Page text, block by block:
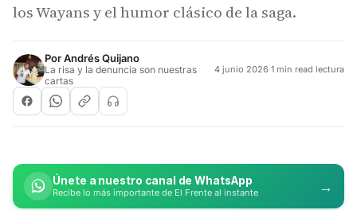
los Wayans y el humor clásico de la saga.
PorAndrés Quijano
La risa y la denuncia son nuestras
cartas
4 junio 2026·1 min read lectura
Únete a nuestro canal de WhatsApp
Recibe lo más importante de El Frente al instante →